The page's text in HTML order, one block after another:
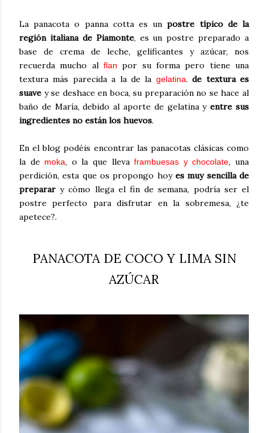
La panacota o panna cotta es unpostre típico de la
región italiana de Piamonte, es un postre preparado a
base de crema de leche, gelificantes y azúcar, nos
recuerda mucho al flan por su forma pero tiene una
textura más parecida a la de la gelatina.de textura es
suave y se deshace en boca, su preparación no se hace al
baño de María, debido al aporte de gelatina yentre sus
ingredientes no están los huevos.
En el blog podéis encontrar las panacotas clásicas como
la de moka, o la que llevaframbuesas y chocolate, una
perdición, esta que os propongo hoy es muy sencilla de
preparar y cómo llega el fin de semana, podría ser el
postre perfecto para disfrutar en la sobremesa, ¿te
apetece?.
PANACOTA DE COCO Y LIMA SIN
AZÚCAR